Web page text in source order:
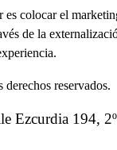
es colocar el
de la
reservados.
Ezcurdia 194,